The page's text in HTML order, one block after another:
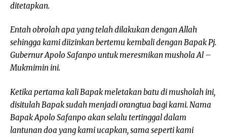
ditetapkan.
Entah obrolah apa yang telah dilakukan dengan Allah
sehingga kami diizinkan bertemu kembali dengan Bapak Pj.
Gubernur Apolo Safanpo untuk meresmikan mushola Al –
Mukmimin ini.
Ketika pertama kali Bapak meletakan batu di musholah ini,
disitulah Bapak sudah menjadi orangtua bagi kami. Nama
Bapak Apolo Safanpo akan selalu tertinggal dalam
lantunan doa yang kami ucapkan, sama seperti kami